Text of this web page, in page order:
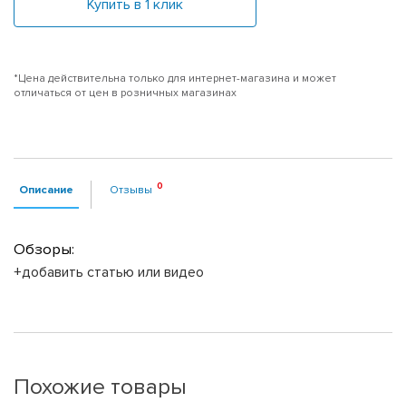
Купить в 1 клик
*Цена действительна только для интернет-магазина и может
отличаться от цен в розничных магазинах
Описание Отзывы
Обзоры:
+добавить статью или видео
Похожие товары